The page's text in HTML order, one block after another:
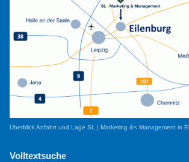
Überblick Anfahrt und Lage SL | Marketing &< Management in
Volltextsuche